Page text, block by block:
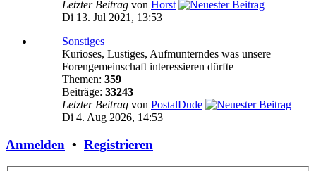
Letzter Beitrag von Horst
Di 13. Jul 2021, 13:53
Sonstiges
Kurioses, Lustiges, Aufmunterndes was unsere
Forengemeinschaft interessieren dürfte
Themen: 359
Beiträge: 33243
Letzter Beitrag von PostalDude
Di 4. Aug 2026, 14:53
Anmelden • Registrieren